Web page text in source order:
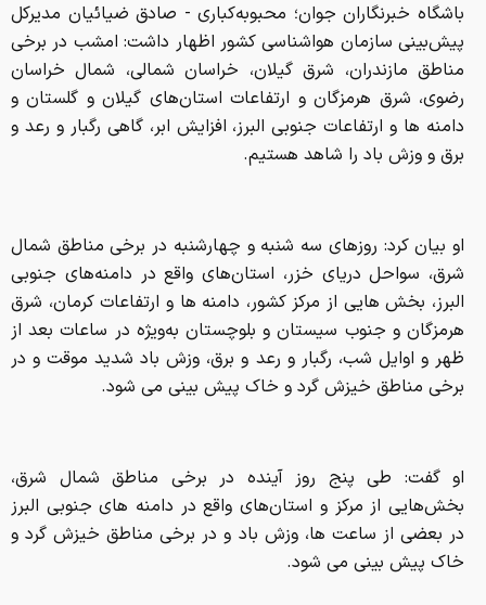
باشگاه خبرنگاران جوان؛ محبوبه‌کباری - صادق ضیائیان مدیرکل
پیش‌بینی سازمان هواشناسی کشور اظهار داشت: امشب در برخی
مناطق مازندران، شرق گیلان، خراسان شمالی، شمال خراسان
رضوی، شرق هرمزگان و ارتفاعات استان‌های گیلان و گلستان و
دامنه ها و ارتفاعات جنوبی البرز، افزایش ابر، گاهی رگبار و رعد و
برق و وزش باد را شاهد هستیم.
او بیان کرد: روزهای سه شنبه و چهارشنبه در برخی مناطق شمال
شرق، سواحل دریای خزر، استان‌های واقع در دامنه‌های جنوبی
البرز، بخش هایی از مرکز کشور، دامنه ها و ارتفاعات کرمان، شرق
هرمزگان و جنوب سیستان و بلوچستان به‌ویژه در ساعات بعد از
ظهر و اوایل شب، رگبار و رعد و برق، وزش باد شدید موقت و در
برخی مناطق خیزش گرد و خاک پیش بینی می شود.
او گفت: طی پنج روز آینده در برخی مناطق شمال شرق،
بخش‌هایی از مرکز و استان‌های واقع در دامنه های جنوبی البرز
در بعضی از ساعت ها، وزش باد و در برخی مناطق خیزش گرد و
خاک پیش بینی می شود.